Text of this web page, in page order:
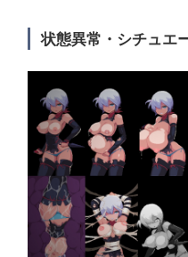
状態異常・シチュエ